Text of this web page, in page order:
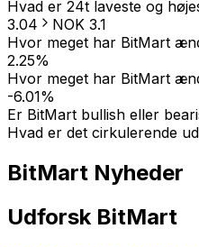
Hvad er 24t laveste og
3.04
NOK 3.1
Hvor meget har BitMart
2.25%
Hvor meget har BitMart
-6.01%
Er BitMart bullish eller
Hvad er det cirkulerende
BitMart Nyheder
Udforsk BitMart